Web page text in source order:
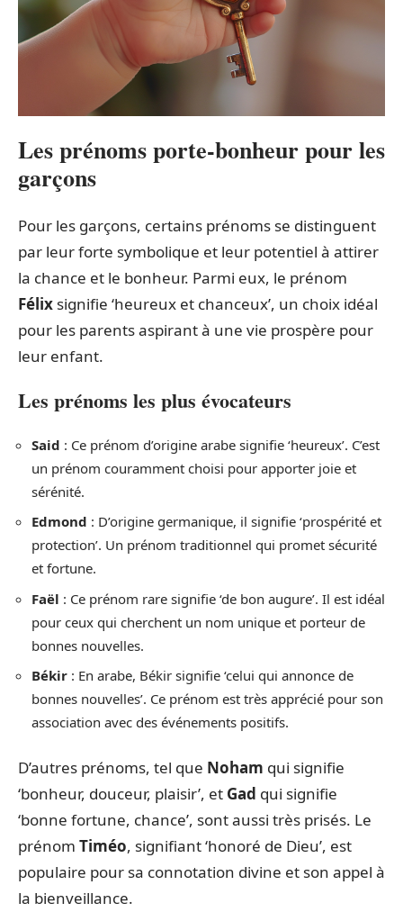
Les prénoms porte-bonheur pour les
garçons
Pour les garçons, certains prénoms se distinguent
par leur forte symbolique et leur potentiel à attirer
la chance et le bonheur. Parmi eux, le prénom
Félix signifie ‘heureux et chanceux’, un choix idéal
pour les parents aspirant à une vie prospère pour
leur enfant.
Les prénoms les plus évocateurs
Said : Ce prénom d’origine arabe signifie ‘heureux’. C’est
un prénom couramment choisi pour apporter joie et
sérénité.
Edmond : D’origine germanique, il signifie ‘prospérité et
protection’. Un prénom traditionnel qui promet sécurité
et fortune.
Faël : Ce prénom rare signifie ‘de bon augure’. Il est idéal
pour ceux qui cherchent un nom unique et porteur de
bonnes nouvelles.
Békir : En arabe, Békir signifie ‘celui qui annonce de
bonnes nouvelles’. Ce prénom est très apprécié pour son
association avec des événements positifs.
D’autres prénoms, tel que Noham qui signifie
‘bonheur, douceur, plaisir’, et Gad qui signifie
‘bonne fortune, chance’, sont aussi très prisés. Le
prénom Timéo, signifiant ‘honoré de Dieu’, est
populaire pour sa connotation divine et son appel à
la bienveillance.